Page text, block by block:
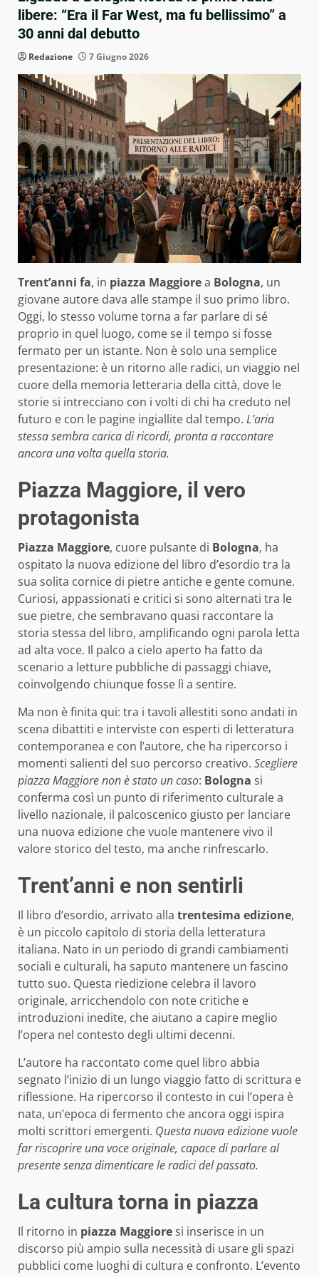
libere: “Era il Far West, ma fu bellissimo” a
30 anni dal debutto
Redazione 7 Giugno 2026
Trent’anni fa, in piazza Maggiorea Bologna, un
giovane autore dava alle stampe il suo primo libro.
Oggi, lo stesso volume torna a far parlare di sé
proprio in quel luogo, come se il tempo si fosse
fermato per un istante. Non è solo una semplice
presentazione: è un ritorno alle radici, un viaggio nel
cuore della memoria letteraria della città, dove le
storie si intrecciano con i volti di chi ha creduto nel
futuro e con le pagine ingiallite dal tempo. L’aria
stessa sembra carica di ricordi, pronta a raccontare
ancora una volta quella storia.
Piazza Maggiore, il vero
protagonista
Piazza Maggiore, cuore pulsante di Bologna, ha
ospitato la nuova edizione del libro d’esordio tra la
sua solita cornice di pietre antiche e gente comune.
Curiosi, appassionati e critici si sono alternati tra le
sue pietre, che sembravano quasi raccontare la
storia stessa del libro, amplificando ogni parola letta
ad alta voce. Il palco a cielo aperto ha fatto da
scenario a letture pubbliche di passaggi chiave,
coinvolgendo chiunque fosse lì a sentire.
Ma non è finita qui: tra i tavoli allestiti sono andati in
scena dibattiti e interviste con esperti di letteratura
contemporanea e con l’autore, che ha ripercorso i
momenti salienti del suo percorso creativo. Scegliere
piazza Maggiore non è stato un caso: Bologna si
conferma così un punto di riferimento culturale a
livello nazionale, il palcoscenico giusto per lanciare
una nuova edizione che vuole mantenere vivo il
valore storico del testo, ma anche rinfrescarlo.
Trent’anni e non sentirli
Il libro d’esordio, arrivato alla trentesima edizione,
è un piccolo capitolo di storia della letteratura
italiana. Nato in un periodo di grandi cambiamenti
sociali e culturali, ha saputo mantenere un fascino
tutto suo. Questa riedizione celebra il lavoro
originale, arricchendolo con note critiche e
introduzioni inedite, che aiutano a capire meglio
l’opera nel contesto degli ultimi decenni.
L’autore ha raccontato come quel libro abbia
segnato l’inizio di un lungo viaggio fatto di scrittura e
riflessione. Ha ripercorso il contesto in cui l’opera è
nata, un’epoca di fermento che ancora oggi ispira
molti scrittori emergenti. Questa nuova edizione vuole
far riscoprire una voce originale, capace di parlare al
presente senza dimenticare le radici del passato.
La cultura torna in piazza
Il ritorno in piazza Maggioresi inserisce in un
discorso più ampio sulla necessità di usare gli spazi
pubblici come luoghi di cultura e confronto. L’evento